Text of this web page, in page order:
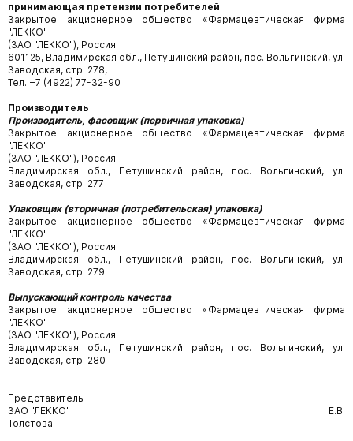
принимающая претензии потребителей
Закрытое акционерное общество «Фармацевтическая фирма
"ЛЕККО"
(ЗАО "ЛЕККО"), Россия
601125, Владимирская обл., Петушинский район, пос. Вольгинский, ул.
Заводская, стр. 278,
Тел.:+7 (4922) 77-32-90
Производитель
Производитель, фасовщик (первичная упаковка)
Закрытое акционерное общество «Фармацевтическая фирма
"ЛЕККО"
(ЗАО "ЛЕККО"), Россия
Владимирская обл., Петушинский район, пос. Вольгинский, ул.
Заводская, стр. 277
Упаковщик (вторичная (потребительская) упаковка)
Закрытое акционерное общество «Фармацевтическая фирма
"ЛЕККО"
(ЗАО "ЛЕККО"), Россия
Владимирская обл., Петушинский район, пос. Вольгинский, ул.
Заводская, стр. 279
Выпускающий контроль качества
Закрытое акционерное общество «Фармацевтическая фирма
"ЛЕККО"
(ЗАО "ЛЕККО"), Россия
Владимирская обл., Петушинский район, пос. Вольгинский, ул.
Заводская, стр. 280
Представитель
ЗАО "ЛЕККО" Е.В.
Толстова